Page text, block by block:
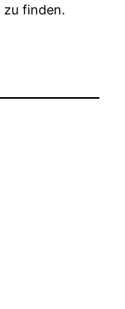
zu finden.